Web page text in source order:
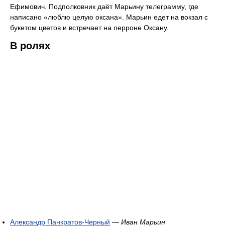
Ефимович. Подполковник даёт Марьину телеграмму, где
написано «люблю целую оксана». Марьин едет на вокзал с
букетом цветов и встречает на перроне Оксану.
В ролях
Александр Панкратов-Черный — Иван Марьин